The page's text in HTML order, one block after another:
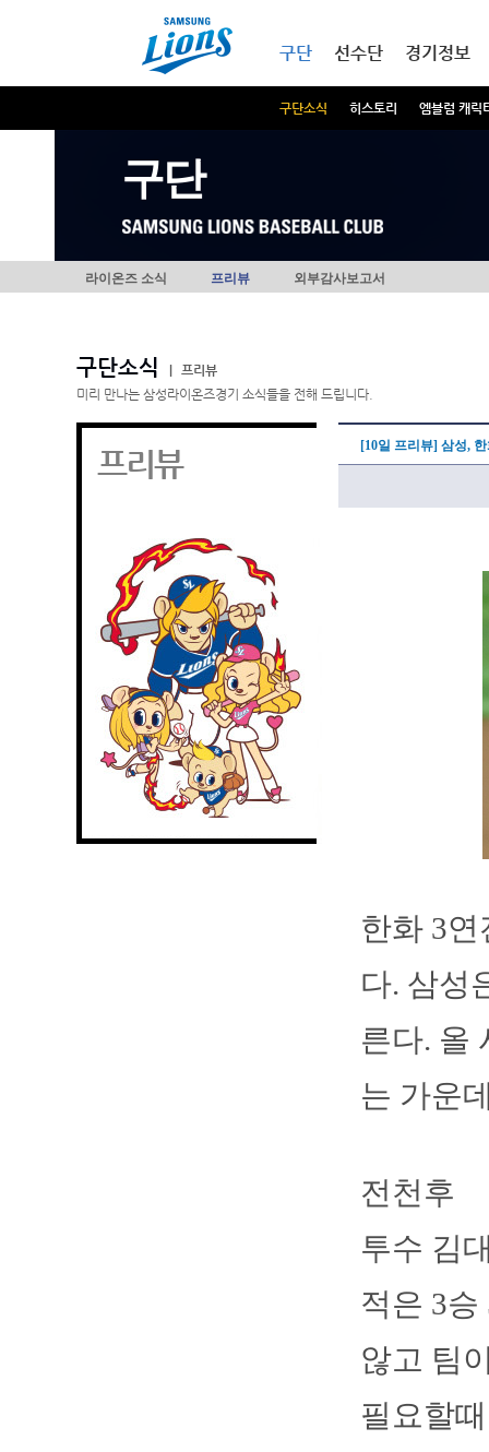
구단
구단소식 히스토리 엠블럼 캐릭
선수단 경기정보
구단
라이온즈 소식 프리뷰 외부감사보고서
구단소식
프리뷰
미리 만나는 삼성라이온즈경기 소식들을 전해 드립니다.
프리뷰 [10일 프리뷰] 삼성,
한화 3
다. 삼성
른다. 올
는 가운
전천후
투수 김
적은 3
않고 팀
필요할